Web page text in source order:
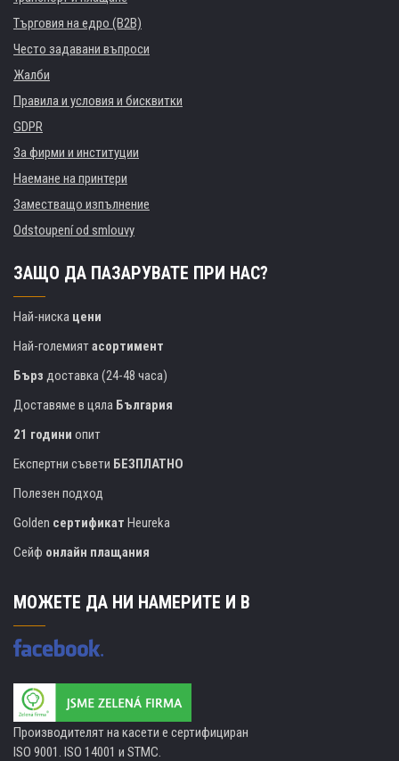
Търговия на едро (B2B)
Често задавани въпроси
Жалби
Правила и условия и бисквитки
GDPR
За фирми и институции
Наемане на принтери
Заместващо изпълнение
Odstoupení od smlouvy
ЗАЩО ДА ПАЗАРУВАТЕ ПРИ НАС?
Най-ниска цени
Най-големиятасортимент
Бърз доставка (24-48 часа)
Доставяме в цяла България
21 години опит
Експертни съвети БЕЗПЛАТНО
Полезен подход
Golden сертификат Heureka
Сейф онлайн плащания
МОЖЕТЕ ДА НИ НАМЕРИТЕ И В
Производителят на касети е сертифициран
ISO 9001. ISO 14001 и STMC.